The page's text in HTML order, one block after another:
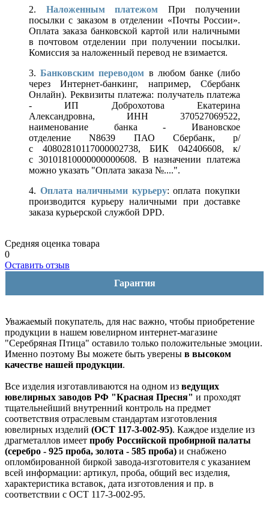
2. Наложенным платежом При получении
посылки с заказом в отделении «Почты России».
Оплата заказа банковской картой или наличными
в почтовом отделении при получении посылки.
Комиссия за наложенный перевод не взимается.
3.Банковским переводом в любом банке (либо
через Интернет-банкинг, например, Сбербанк
Онлайн). Реквизиты платежа: получатель платежа
- ИП Доброхотова Екатерина
Александровна, ИНН 370527069522,
наименование банка - Ивановское
отделение N8639 ПАО Сбербанк, р/
с 40802810117000002738, БИК 042406608, к/
с 30101810000000000608. В назначении платежа
можно указать "Оплата заказа №....".
4. Оплата наличными курьеру: оплата покупки
производится курьеру наличными при доставке
заказа курьерской службой DPD.
Средняя оценка товара
0
Оставить отзыв
Гарантия
Уважаемый покупатель, для нас важно, чтобы приобретение
продукции в нашем ювелирном интернет-магазине
"Серебряная Птица" оставило только положительные эмоции.
Именно поэтому Вы можете быть уверены в высоком
качестве нашей продукции.
Все изделия изготавливаются на одном из ведущих
ювелирных заводов РФ "Красная Пресня" и проходят
тщательнейший внутренний контроль на предмет
соответствия отраслевым стандартам изготовления
ювелирных изделий (ОСТ 117-3-002-95). Каждое изделие из
драгметаллов имеет пробу Российской пробирной палаты
(серебро - 925 проба, золота - 585 проба) и снабжено
опломбированной биркой завода-изготовителя с указанием
всей информации: артикул, проба, общий вес изделия,
характеристика вставок, дата изготовления и пр. в
соответствии с ОСТ 117-3-002-95.